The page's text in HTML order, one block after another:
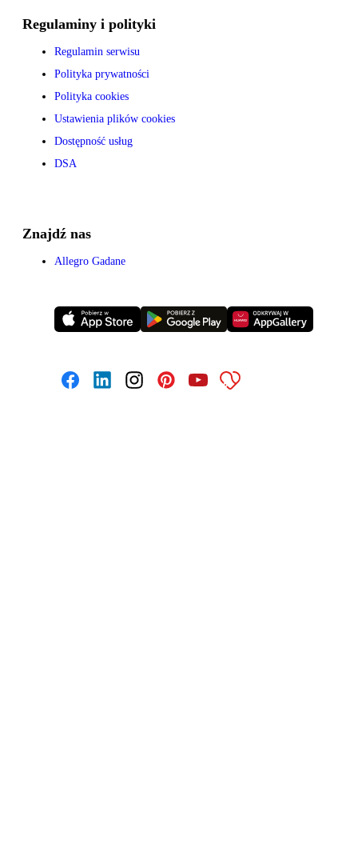
Regulaminy i polityki
Regulamin serwisu
Polityka prywatności
Polityka cookies
Ustawienia plików cookies
Dostępność usług
DSA
Znajdź nas
Allegro Gadane